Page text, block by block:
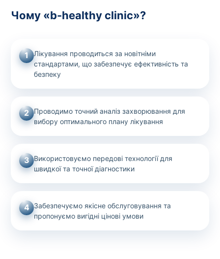
Чому «b-healthy clinic»?
1
Лікування проводиться за новітніми
стандартами, що забезпечує ефективність та
безпеку
2
Проводимо точний аналіз захворювання для
вибору оптимального плану лікування
3 Використовуємо передові технології для
швидкої та точної діагностики
4 Забезпечуємо якісне обслуговування та
пропонуємо вигідні цінові умови